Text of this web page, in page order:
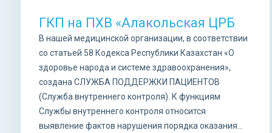
ГКП на ПХВ «Алакольская ЦРБ
В нашей медицинской организации, в соответствии
со статьей 58 Кодекса Республики Казахстан «О
здоровье народа и системе здравоохранения»,
создана СЛУЖБА ПОДДЕРЖКИ ПАЦИЕНТОВ
(Служба внутреннего контроля). К функциям
Службы внутреннего контроля относится
выявление фактов нарушения порядка оказания...